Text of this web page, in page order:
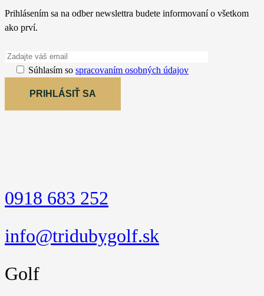
Prihlásením sa na odber newslettra budete informovaní o všetkom
ako prví.
Súhlasím so spracovaním osobných údajov
PRIHLÁSIŤ SA
0918 683 252
info@tridubygolf.sk
Golf